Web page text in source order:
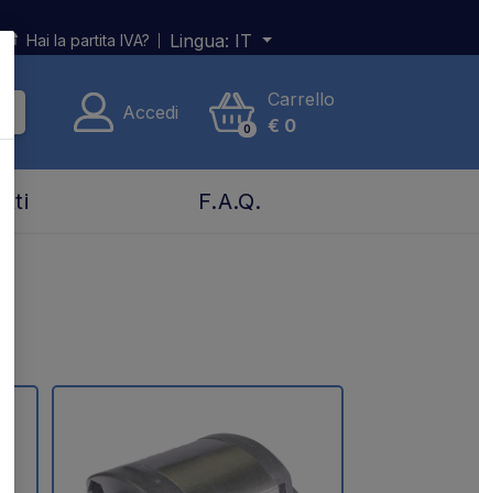
Hai la partita IVA? Lingua: IT
Accedi
0
Carrello
€ 0
F.A.Q.